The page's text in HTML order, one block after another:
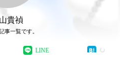
貴禎
事一覧です。
LINE